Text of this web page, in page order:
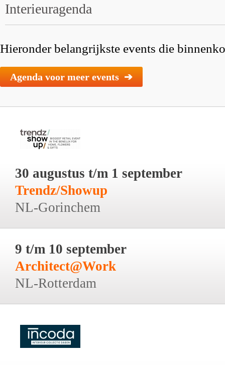
Interieuragenda
Hieronder belangrijkste events die
Agenda voor meer events ➔
30 augustus t/m 1 september
Trendz/Showup
NL-Gorinchem
9 t/m 10 september
Architect@Work
NL-Rotterdam